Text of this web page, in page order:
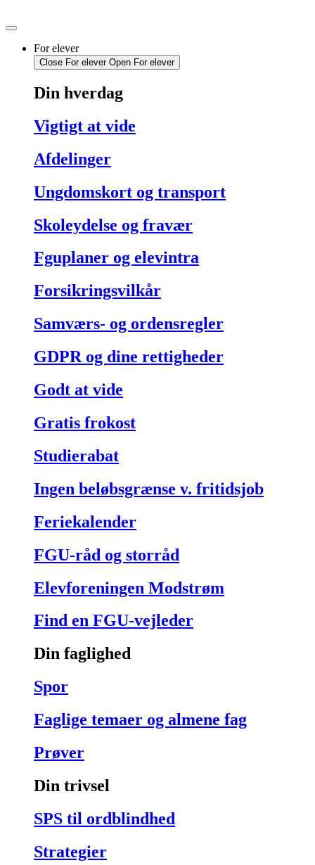
til
For elever
Close For elever Open For elever
Din hverdag
Vigtigt at vide
Afdelinger
Ungdomskort og transport
Skoleydelse og fravær
Fguplaner og elevintra
Forsikringsvilkår
Samværs- og ordensregler
GDPR og dine rettigheder
Godt at vide
Gratis frokost
Studierabat
Ingen beløbsgrænse v. fritidsjob
Feriekalender
FGU-råd og storråd
Elevforeningen Modstrøm
Find en FGU-vejleder
Din faglighed
Spor
Faglige temaer og almene fag
Prøver
Din trivsel
SPS til ordblindhed
Strategier